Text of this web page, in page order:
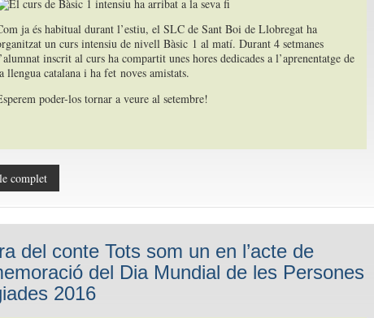
ja és habitual durant l’estiu, el SLC de Sant Boi de Llobregat ha
un curs intensiu de nivell Bàsic 1 al matí. Durant 4 setmanes
inscrit al curs ha compartit unes hores dedicades a l’aprenentatge de
llengua catalana i ha fet noves amistats.
poder-los tornar a veure al setembre!
complet
del conte Tots som un en l’acte de
del Dia Mundial de les Persones
2016